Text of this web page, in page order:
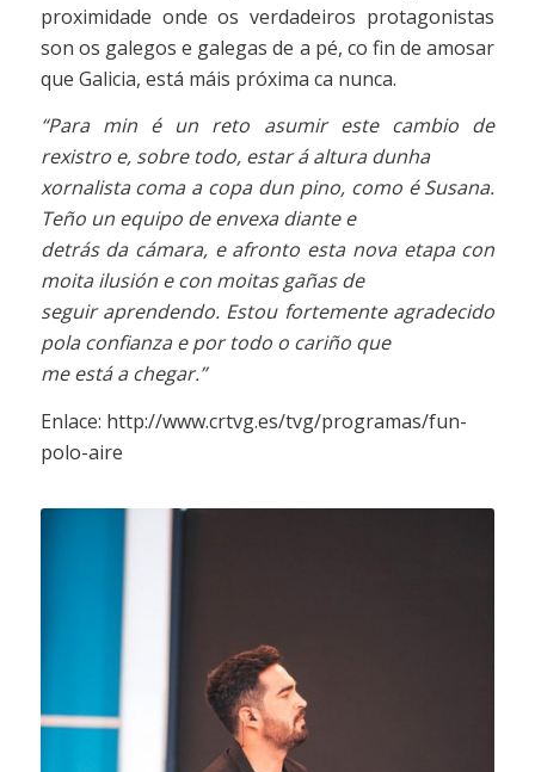
proximidade onde os verdadeiros protagonistas
son os galegos e galegas de a pé, co fin de amosar
que Galicia, está máis próxima ca nunca.
“Para min é un reto asumir este cambio de
rexistro e, sobre todo, estar á altura dunha
xornalista coma a copa dun pino, como é Susana.
Teño un equipo de envexa diante e
detrás da cámara, e afronto esta nova etapa con
moita ilusión e con moitas gañas de
seguir aprendendo. Estou fortemente agradecido
pola confianza e por todo o cariño que
me está a chegar.”
Enlace: http://www.crtvg.es/tvg/programas/fun-
polo-aire